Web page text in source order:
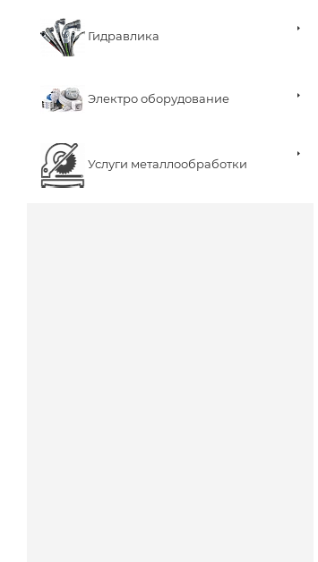
Гидравлика
Электро оборудование
Услуги металлообработки